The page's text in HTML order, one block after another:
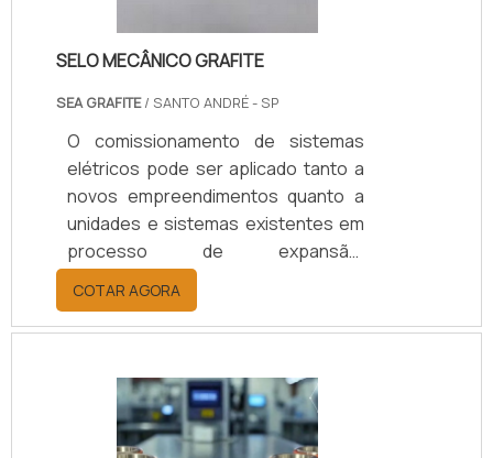
objetivo central do comiss.
SELO MECÂNICO GRAFITE
SEA GRAFITE/ SANTO ANDRÉ - SP
O comissionamento de sistemas
elétricos pode ser aplicado tanto a
novos empreendimentos quanto a
unidades e sistemas existentes em
processo de expansão,
modernização ou ajuste. Dispondo
dos mais modernos equipamentos
de termografia e contando com
profissionais oferece a seus
clientes: Em Instalações Elétricas;
Máquinas; Subestações; Cabos e
COTAR AGORA